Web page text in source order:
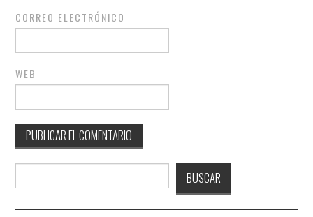
CORREO ELECTRÓNICO
WEB
BUSCAR